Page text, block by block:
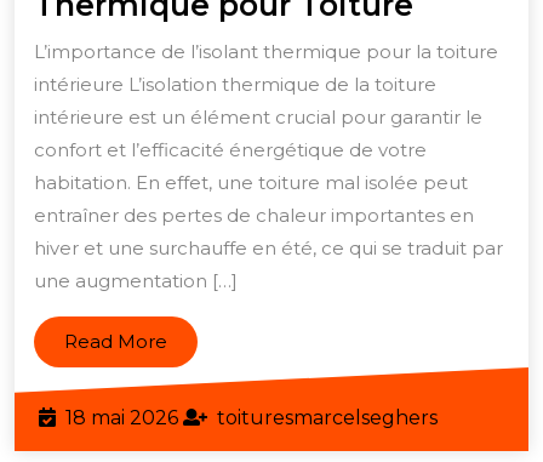
le
Confort
de
Votre
avec
un
pour
Toiture
L’importance de l’isolant thermique pour la toiture
intérieure L’isolation thermique de la toiture
intérieure est un élément crucial pour garantir le
confort et l’efficacité énergétique de votre
habitation. En effet, une toiture mal isolée peut
entraîner des pertes de chaleur importantes en
hiver et une surchauffe en été, ce qui se traduit par
une augmentation […]
Read More Read
More
18 mai 202618
mai
toituresmarcelseghers